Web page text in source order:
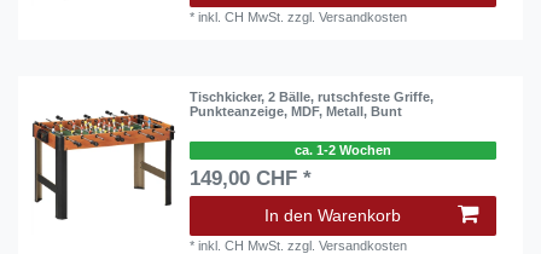
*inkl. CH MwSt. zzgl.Versandkosten
Tischkicker, 2 Bälle, rutschfeste Griffe,
Punkteanzeige, MDF, Metall, Bunt
ca. 1-2 Wochen
149,00 CHF *
In den Warenkorb
*inkl. CH MwSt. zzgl.Versandkosten